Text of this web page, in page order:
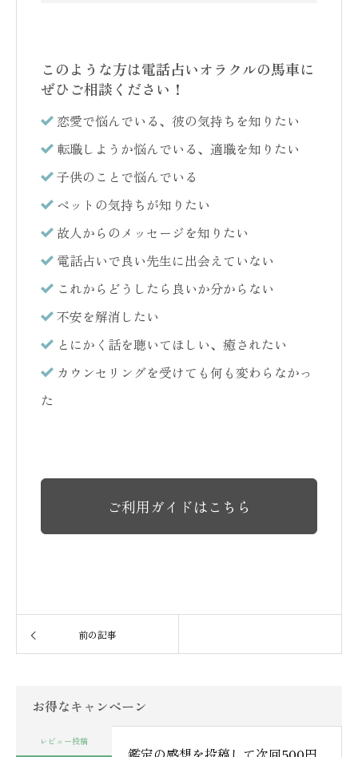
このような方は電話占いオラクルの馬車に
ぜひご相談ください！
恋愛で悩んでいる、彼の気持ちを知りたい
転職しようか悩んでいる、適職を知りたい
子供のことで悩んでいる
ペットの気持ちが知りたい
故人からのメッセージを知りたい
電話占いで良い先生に出会えていない
これからどうしたら良いか分からない
不安を解消したい
とにかく話を聴いてほしい、癒されたい
カウンセリングを受けても何も変わらなかっ
た
ご利用ガイドはこちら
前の記事
お得なキャンペーン
レビュー投稿